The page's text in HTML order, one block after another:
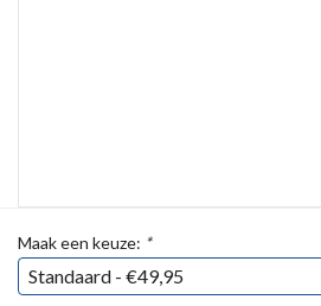
Maak een keuze: *